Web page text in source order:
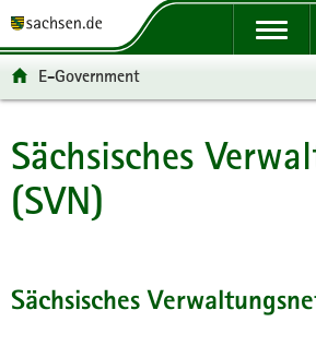
t
ü
b
e
r
e
t
n
a
v
a
t
p
n
h
a
t
e
I
n
r
m
t
-
B
e
i
c
E-Government
Hauptinhalt
Sächsisches
(SVN)
Sächsisches